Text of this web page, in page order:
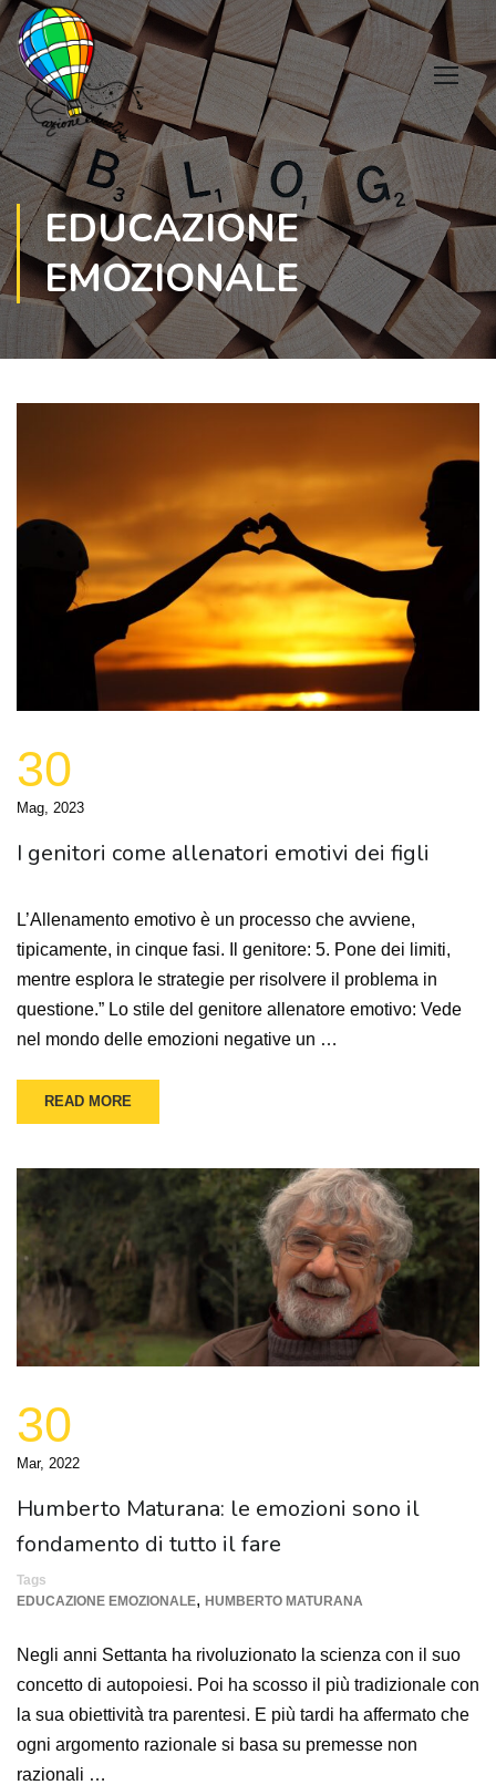
EDUCAZIONE
EMOZIONALE
30
Mag, 2023
I genitori come allenatori emotivi dei figli
L’Allenamento emotivo è un processo che avviene,
tipicamente, in cinque fasi. Il genitore: 5. Pone dei limiti,
mentre esplora le strategie per risolvere il problema in
questione.” Lo stile del genitore allenatore emotivo: Vede
nel mondo delle emozioni negative un …
READ MORE
30
Mar, 2022
Humberto Maturana: le emozioni sono il
fondamento di tutto il fare
Tags
EDUCAZIONE EMOZIONALE, HUMBERTO MATURANA
Negli anni Settanta ha rivoluzionato la scienza con il suo
concetto di autopoiesi. Poi ha scosso il più tradizionale con
la sua obiettività tra parentesi. E più tardi ha affermato che
ogni argomento razionale si basa su premesse non
razionali …